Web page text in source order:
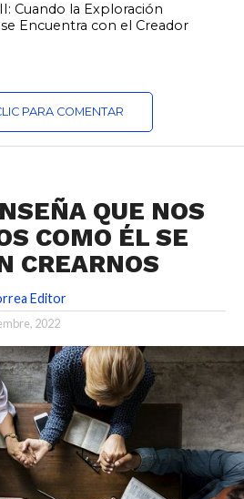
Cuando la Exploración
Encuentra con el Creador
PARA COMENTAR
QUE NOS
COMO ÉL SE
CREARNOS
Editor
2022